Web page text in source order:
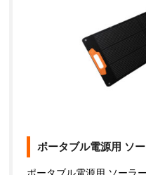
ポータブル電源用 ソ